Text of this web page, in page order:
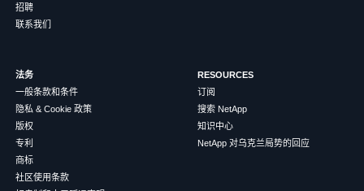
招聘
联系我们
法务
一般条款和条件
隐私 & Cookie 政策
版权
专利
商标
社区使用条款
RESOURCES
订阅
搜索 NetApp
知识中心
NetApp 对乌克兰局势的回应